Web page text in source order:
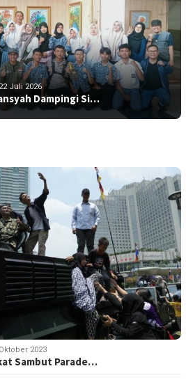
22 Juli 2026
Dampingi Si…
2023
Sambut Parade…